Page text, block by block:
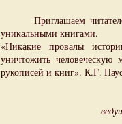
Приглашаем читателей
уникальными книгами.
«Никакие провалы
уничтожить
рукописей и книг». К.Г.